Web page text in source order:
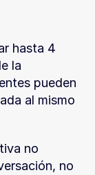
hasta 4
la
pueden
al mismo
no
no